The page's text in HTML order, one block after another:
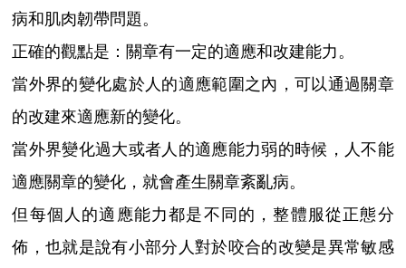
病和肌肉韌帶問題。
正確的觀點是：關章有一定的適應和改建能力。
當外界的變化處於人的適應範圍之內，可以通過關章
的改建來適應新的變化。
當外界變化過大或者人的適應能力弱的時候，人不能
適應關章的變化，就會產生關章紊亂病。
但每個人的適應能力都是不同的，整體服從正態分
佈，也就是說有小部分人對於咬合的改變是異常敏感